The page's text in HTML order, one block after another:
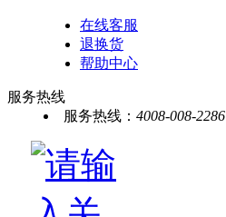
在线客服
退换货
帮助中心
服务热线
服务热线： 4008-008-2286